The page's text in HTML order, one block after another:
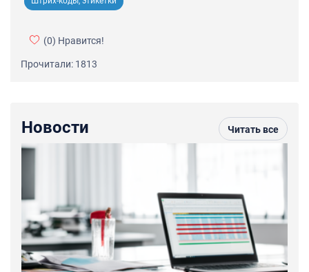
(0) Нравится!
Прочитали: 1813
Новости Читать все